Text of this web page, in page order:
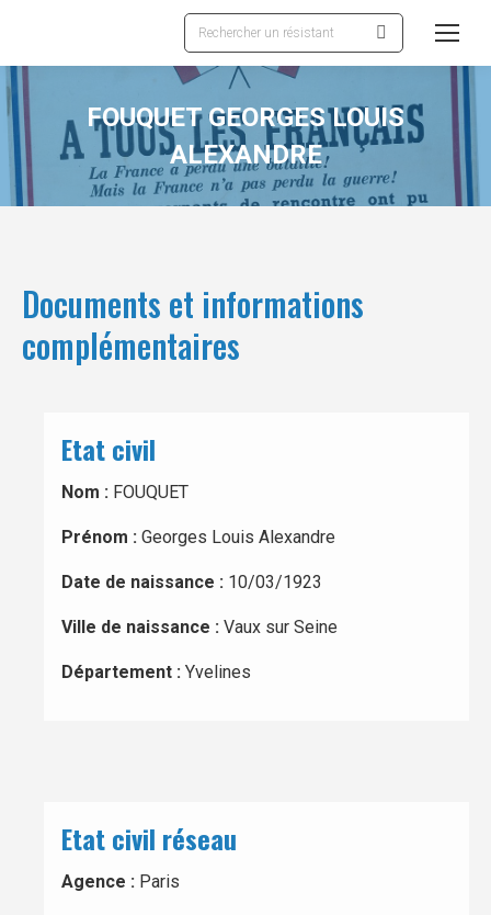
Recherche
:
FOUQUET GEORGES LOUIS
ALEXANDRE
Documents et informations
complémentaires
Etat civil
Nom : FOUQUET
Prénom : Georges Louis Alexandre
Date de naissance : 10/03/1923
Ville de naissance : Vaux sur Seine
Département : Yvelines
Etat civil réseau
Agence : Paris